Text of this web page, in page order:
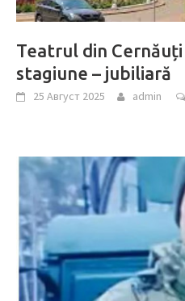
Teatrul din Cernăuți
stagiune – jubiliară
25 Август 2025 admin